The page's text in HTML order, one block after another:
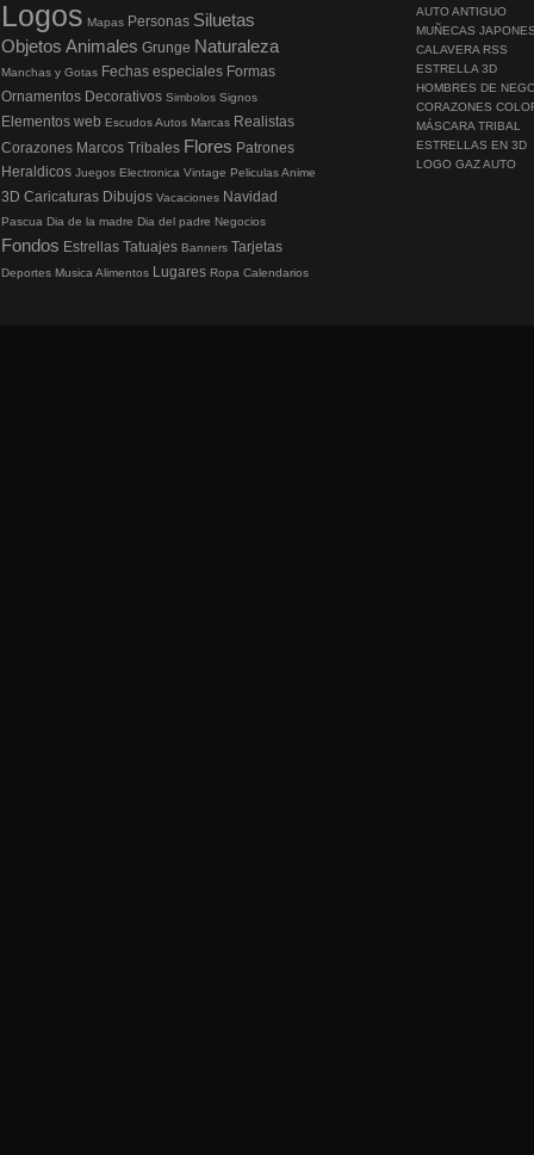
AUTO ANTIGUO
MUÑECAS
CALAVERA RSS
ESTRELLA 3D
HOMBRES DE
CORAZONES
MÁSCARA TRIBAL
ESTRELLAS EN 3D
LOGO GAZ AUTO
Logos Mapas Personas Siluetas
Objetos Animales Grunge Naturaleza
Manchas y Gotas Fechas especiales Formas
Ornamentos Decorativos Simbolos Signos
Elementos web EscudosAutos Marcas Realistas
Corazones Marcos Tribales Flores Patrones
Heraldicos Juegos Electronica Vintage PeliculasAnime
3D Caricaturas Dibujos Vacaciones Navidad
Pascua Dia de la madre Dia del padre Negocios
Fondos Estrellas Tatuajes Banners Tarjetas
Deportes Musica Alimentos Lugares Ropa Calendarios